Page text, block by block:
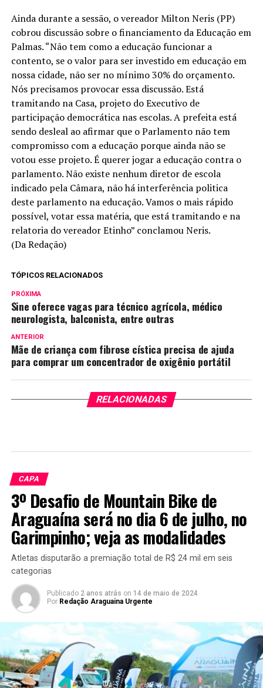
Ainda durante a sessão, o vereador Milton Neris (PP)
cobrou discussão sobre o financiamento da Educação em
Palmas. “Não tem como a educação funcionar a
contento, se o valor para ser investido em educação em
nossa cidade, não ser no mínimo 30% do orçamento.
Nós precisamos provocar essa discussão. Está
tramitando na Casa, projeto do Executivo de
participação democrática nas escolas. A prefeita está
sendo desleal ao afirmar que o Parlamento não tem
compromisso com a educação porque ainda não se
votou esse projeto. É querer jogar a educação contra o
parlamento. Não existe nenhum diretor de escola
indicado pela Câmara, não há interferência politica
deste parlamento na educação. Vamos o mais rápido
possível, votar essa matéria, que está tramitando e na
relatoria do vereador Etinho” conclamou Neris.
(Da Redação)
TÓPICOS RELACIONADOS
PRÓXIMA
Sine oferece vagas para técnico agrícola, médico
neurologista, balconista, entre outras
ANTERIOR
Mãe de criança com fibrose cística precisa de ajuda
para comprar um concentrador de oxigênio portátil
RELACIONADAS
CAPA
3º Desafio de Mountain Bike de
Araguaína será no dia 6 de julho, no
Garimpinho; veja as modalidades
Atletas disputarão a premiação total de R$ 24 mil em seis
categorias
Publicado 2 anos atrás on 14 de maio de 2024
Por Redação Araguaina Urgente